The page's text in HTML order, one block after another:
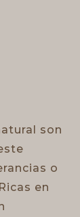
son
o
en